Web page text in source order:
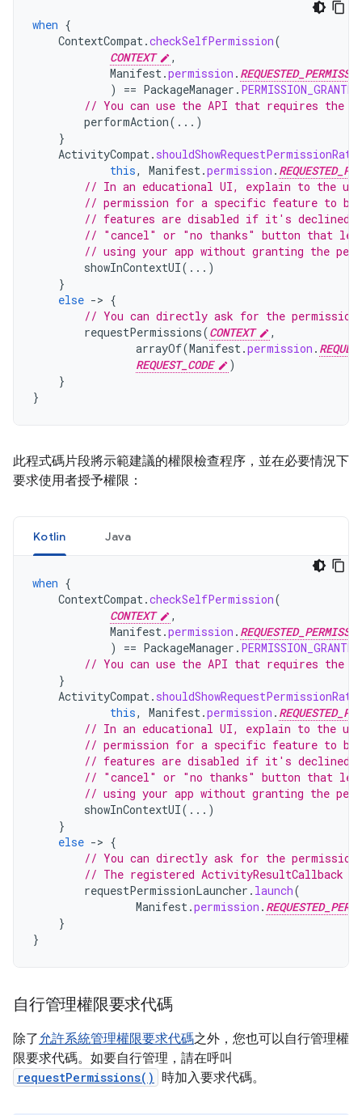
when {
ContextCompat.checkSelfPermission(
CONTEXT
,
Manifest.permission .
)
== PackageManager . PERMISSION_GRANTED
// You can use the API that requires the
performAction(...)
}
ActivityCompat.
this, Manifest.permission .
// In an educational UI, explain to the
// permission for a specific feature to
// features are disabled if it's
// "cancel" or "no thanks" button that
// using your app without granting the
showInContextUI(...)
}
else -> {
// You can directly ask for the
requestPermissions(CONTEXT
,
arrayOf(Manifest.permission .
REQUEST_CODE
)
}
}
此程式碼片段將示範建議的權限檢查程序，並在必要情況下
要求使用者授予權限：
Kotlin Java
when {
ContextCompat.checkSelfPermission(
CONTEXT
,
Manifest.permission .
)
== PackageManager . PERMISSION_GRANTED
// You can use the API that requires the
}
ActivityCompat.
this, Manifest.permission .
// In an educational UI, explain to the
// permission for a specific feature to
// features are disabled if it's
// "cancel" or "no thanks" button that
// using your app without granting the
showInContextUI(...)
}
else -> {
// You can directly ask for the
// The registered ActivityResultCallback
requestPermissionLauncher . launch(
Manifest.permission .
}
}
自行管理權限要求代碼
除了允許系統管理權限要求代碼之外，您也可以自行管理權
限要求代碼。如要自行管理，請在呼叫
requestPermissions() 時加入要求代碼。